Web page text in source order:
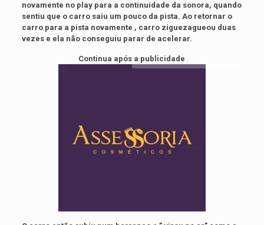
novamente no play para a continuidade da sonora, quando
sentiu que o carro saiu um pouco da pista. Ao retornar o
carro para a pista novamente , carro ziguezagueou duas
vezes e ela não conseguiu parar de acelerar.
Continua após a publicidade